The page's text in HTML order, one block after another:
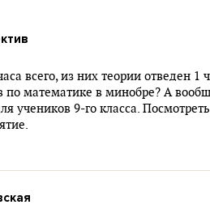
всего, из них теории отведен 1
по математике в минобре? А
учеников 9-го класса.